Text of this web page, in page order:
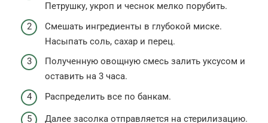
Петрушку, укроп и чеснок мелко порубить.
Смешать ингредиенты в глубокой миске.
Насыпать соль, сахар и перец.
Полученную овощную смесь залить уксусом и
оставить на 3 часа.
Распределить все по банкам.
Далее засолка отправляется на стерилизацию.